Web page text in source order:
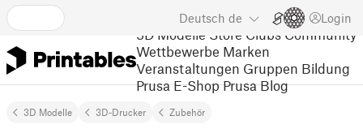
Deutsch de Login
3D Modelle Store Clubs Community
Wettbewerbe Marken
Veranstaltungen Gruppen Bildung
Prusa E-Shop Prusa Blog
3D Modelle 3D-Drucker Zubehör